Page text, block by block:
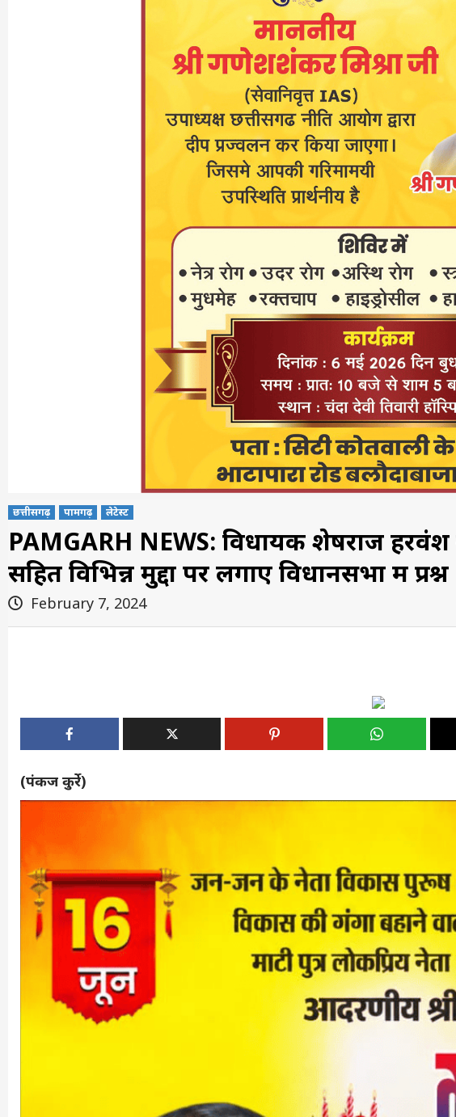
छत्तीसगढ़ पामगढ़ लेटेस्ट
PAMGARH NEWS: विधायक शेषराज
सहित विभिन्न मुद्दों पर लगाए विधानसभा में प्रश्न
February 7, 2024
(पंकज कुर्रे)